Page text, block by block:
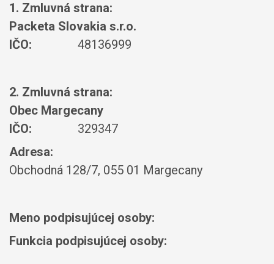
1. Zmluvná strana:
Packeta Slovakia s.r.o.
IČO:
48136999
2. Zmluvná strana:
Obec Margecany
IČO:
329347
Adresa:
Obchodná 128/7, 055 01 Margecany
Meno podpisujúcej osoby:
Funkcia podpisujúcej osoby: